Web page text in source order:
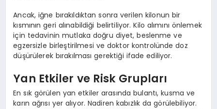
Ancak, iğne bırakıldıktan sonra verilen kilonun bir
kısmının geri alınabildiği belirtiliyor. Kilo alımını önlemek
için tedavinin mutlaka doğru diyet, beslenme ve
egzersizle birleştirilmesi ve doktor kontrolünde doz
düşürülerek bırakılması gerektiği ifade ediliyor.
Yan Etkiler ve Risk Grupları
En sık görülen yan etkiler arasında bulantı, kusma ve
karın ağrısı yer alıyor. Nadiren kabızlık da görülebiliyor.